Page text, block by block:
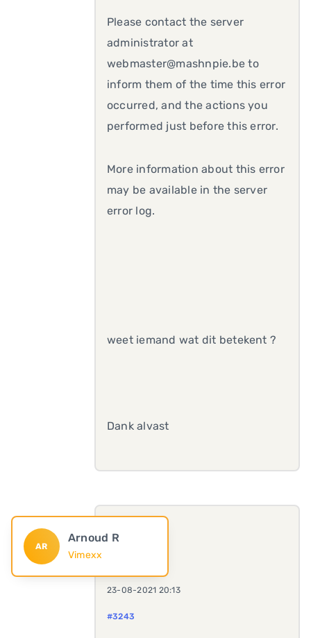
Please contact the server
administrator at
webmaster@mashnpie.be to
inform them of the time this error
occurred, and the actions you
performed just before this error.
More information about this error
may be available in the server
error log.
weet iemand wat dit betekent ?
Dank alvast
AR
Arnoud R
Vimexx
23-08-2021 20:13
#3243